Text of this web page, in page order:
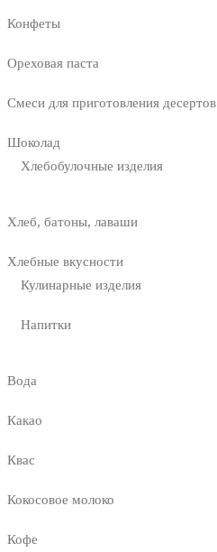
Конфеты
Ореховая паста
Смеси для приготовления десертов
Шоколад
Хлебобулочные изделия
Хлеб, батоны, лаваши
Хлебные вкусности
Кулинарные изделия
Напитки
Вода
Какао
Квас
Кокосовое молоко
Кофе